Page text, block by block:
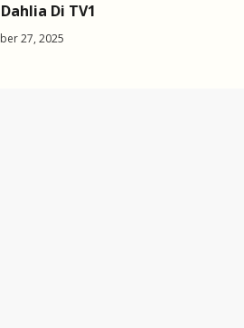
Di TV1
27, 2025